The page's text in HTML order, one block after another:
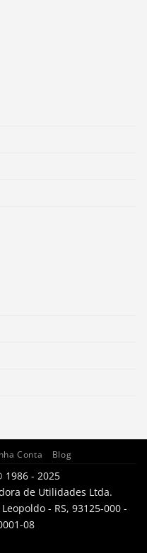
Conta Blog
1986 - 2025
de Utilidades Ltda.
- RS, 93125-000 -
08